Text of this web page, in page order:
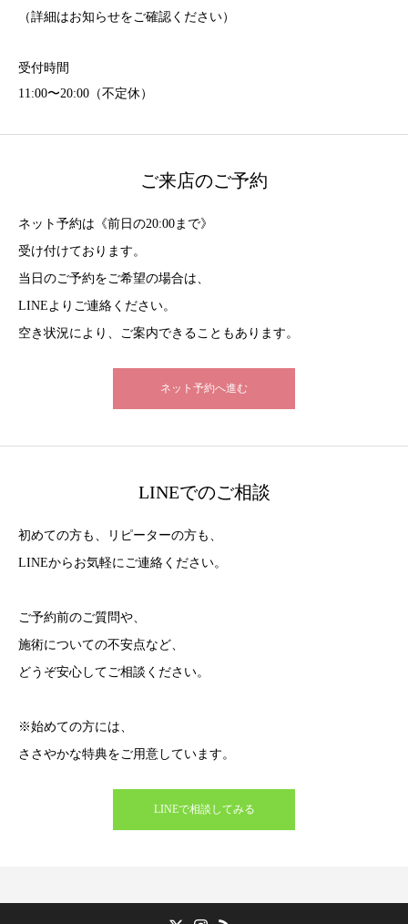
（詳細はお知らせをご確認ください）
受付時間
11:00〜20:00（不定休）
ご来店のご予約
ネット予約は《前日の20:00まで》
受け付けております。
当日のご予約をご希望の場合は、
LINEよりご連絡ください。
空き状況により、ご案内できることもあります。
ネット予約へ進む
LINEでのご相談
初めての方も、リピーターの方も、
LINEからお気軽にご連絡ください。
ご予約前のご質問や、
施術についての不安点など、
どうぞ安心してご相談ください。
※始めての方には、
ささやかな特典をご用意しています。
LINEで相談してみる